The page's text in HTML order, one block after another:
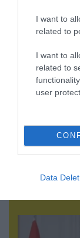
I want to
related to
I want to
related to
user
Data
07.08.2026 |